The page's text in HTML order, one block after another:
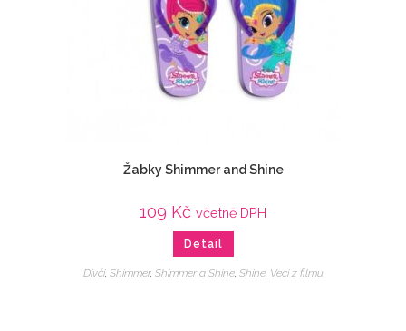
Žabky Shimmer and Shine
109 Kč včetně DPH
Detail
Dívčí, Shimmer, Shimmer a Shine, Shine, Veci z filmu